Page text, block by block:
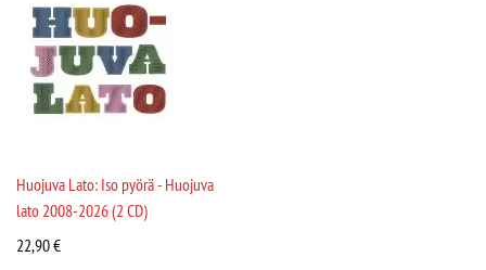
Huojuva Lato: Iso pyörä - Huojuva
lato 2008-2026 (2 CD)
22,90€